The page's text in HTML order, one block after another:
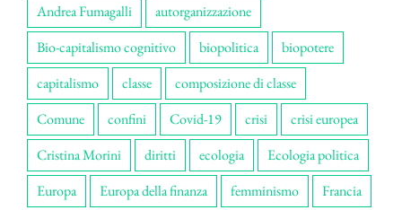
Andrea Fumagalli
autorganizzazione
Bio-capitalismo cognitivo
biopolitica
biopotere
capitalismo
classe
composizione di classe
Comune
confini Covid-19 crisi
crisi europea
Cristina Morini
diritti ecologia
Ecologia politica
Europa
Europa della finanza femminismo Francia